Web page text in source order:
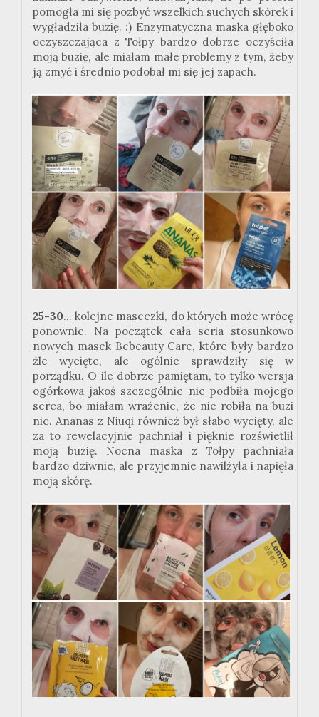
pomogła mi się pozbyć wszelkich suchych skórek i
wygładziła buzię. :) Enzymatyczna maska głęboko
oczyszczająca z Tołpy bardzo dobrze oczyściła
moją buzię, ale miałam małe problemy z tym, żeby
ją zmyć i średnio podobał mi się jej zapach.
25-30... kolejne maseczki, do których może wrócę
ponownie. Na początek cała seria stosunkowo
nowych masek Bebeauty Care, które były bardzo
źle wycięte, ale ogólnie sprawdziły się w
porządku. O ile dobrze pamiętam, to tylko wersja
ogórkowa jakoś szczególnie nie podbiła mojego
serca, bo miałam wrażenie, że nie robiła na buzi
nic. Ananas z Niuqi również był słabo wycięty, ale
za to rewelacyjnie pachniał i pięknie rozświetlił
moją buzię. Nocna maska z Tołpy pachniała
bardzo dziwnie, ale przyjemnie nawilżyła i napięła
moją skórę.